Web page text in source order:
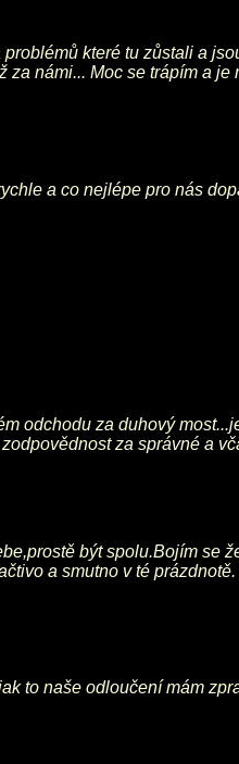
které tu zůstali a
námi... Moc se trápím a
a co nejlépe pro nás
odchodu za duhový
za správné a
být spolu.Bojím se
a smutno v té
to naše odloučení mám